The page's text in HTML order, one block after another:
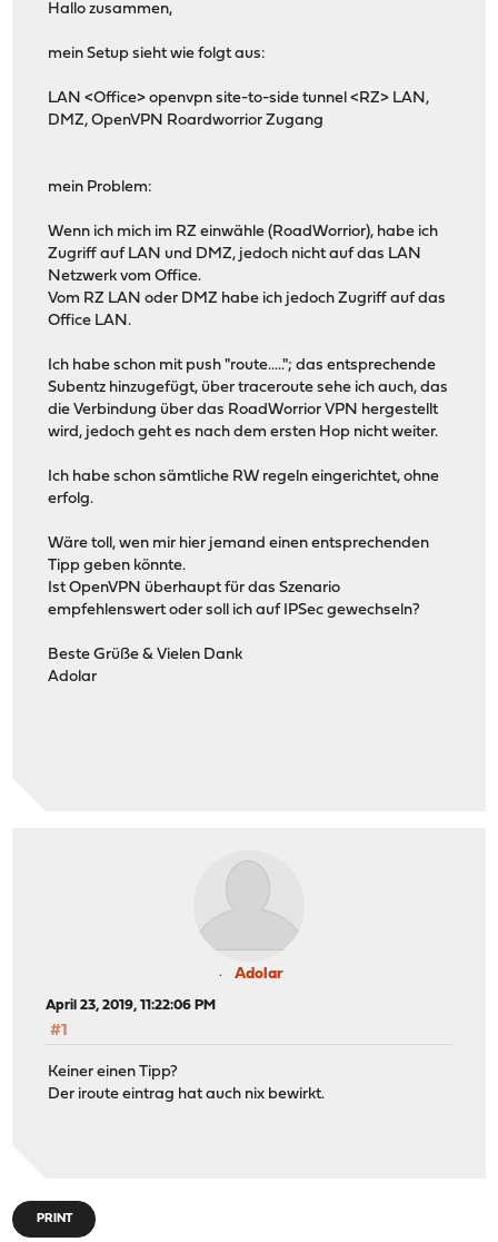
Hallo zusammen,
mein Setup sieht wie folgt aus:
LAN <Office> openvpn site-to-side tunnel <RZ> LAN,
DMZ, OpenVPN Roardworrior Zugang
mein Problem:
Wenn ich mich im RZ einwähle (RoadWorrior), habe ich
Zugriff auf LAN und DMZ, jedoch nicht auf das LAN
Netzwerk vom Office.
Vom RZ LAN oder DMZ habe ich jedoch Zugriff auf das
Office LAN.
Ich habe schon mit push "route....."; das entsprechende
Subentz hinzugefügt, über traceroute sehe ich auch, das
die Verbindung über das RoadWorrior VPN hergestellt
wird, jedoch geht es nach dem ersten Hop nicht weiter.
Ich habe schon sämtliche RW regeln eingerichtet, ohne
erfolg.
Wäre toll, wen mir hier jemand einen entsprechenden
Tipp geben könnte.
Ist OpenVPN überhaupt für das Szenario
empfehlenswert oder soll ich auf IPSec gewechseln?
Beste Grüße & Vielen Dank
Adolar
Adolar
April 23, 2019, 11:22:06 PM
#1
Keiner einen Tipp?
Der iroute eintrag hat auch nix bewirkt.
PRINT